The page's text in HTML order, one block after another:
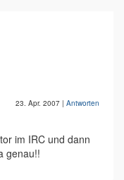
23. Apr. 2007 | Antworten
im IRC und dann
genau!!